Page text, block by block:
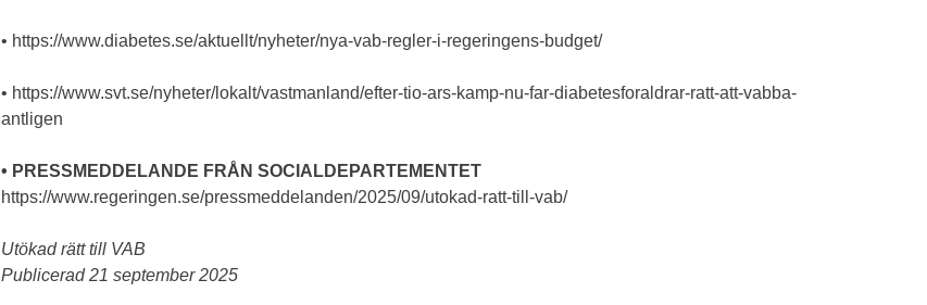
• https://www.diabetes.se/aktuellt/nyheter/nya-vab-regler-i-regeringens-budget/
• https://www.svt.se/nyheter/lokalt/vastmanland/efter-tio-ars-kamp-nu-far-diabetesforaldrar-ratt-att-vabba-
antligen
• PRESSMEDDELANDE FRÅN SOCIALDEPARTEMENTET
https://www.regeringen.se/pressmeddelanden/2025/09/utokad-ratt-till-vab/
Utökad rätt till VAB
Publicerad 21 september 2025